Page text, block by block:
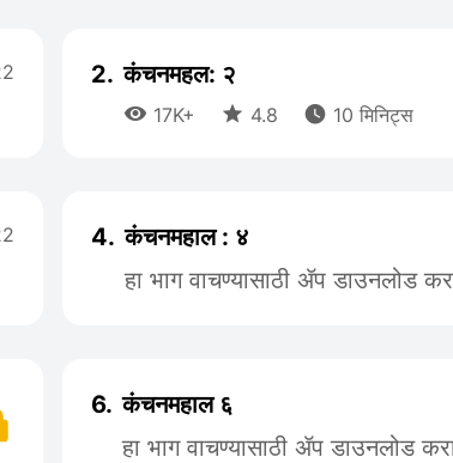
2. कंचनमहल: २
 17K+  4.8  10 मिनिट्स
4. कंचनमहाल : ४
हा भाग वाचण्यासाठी ॲप डाउनलोड
6. कंचनमहाल ६
हा भाग वाचण्यासाठी ॲप डाउनलोड